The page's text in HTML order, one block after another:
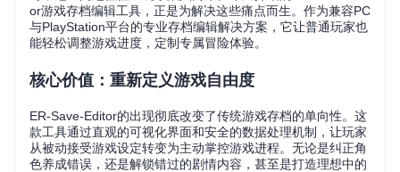
or游戏存档编辑工具，正是为解决这些痛点而生。作为兼容PC
与PlayStation平台的专业存档编辑解决方案，它让普通玩家也
能轻松调整游戏进度，定制专属冒险体验。
核心价值：重新定义游戏自由度
ER-Save-Editor的出现彻底改变了传统游戏存档的单向性。这
款工具通过直观的可视化界面和安全的数据处理机制，让玩家
从被动接受游戏设定转变为主动掌控游戏进程。无论是纠正角
色养成错误，还是解锁错过的剧情内容，甚至是打造理想中的